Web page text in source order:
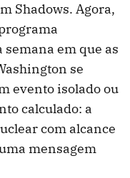
Shadows. Agora,
semana em que as
se
evento isolado ou
calculado: a
com alcance
mensagem